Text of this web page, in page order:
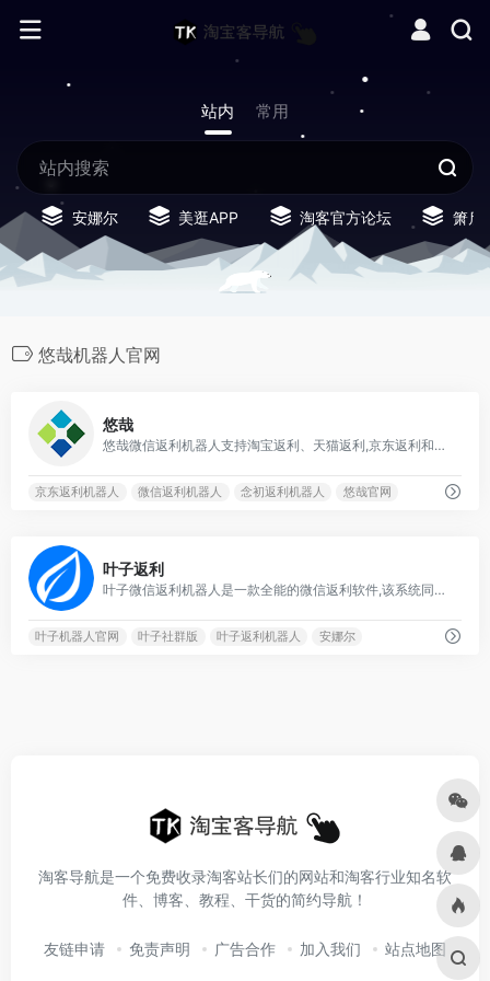
站内 常用
安娜尔 美逛APP 淘客官方论坛 箫启
悠哉机器人官网
悠哉
悠哉微信返利机器人支持淘宝返利、天猫返利,京东返利和拼多多返利;支持微信提现自动到账,新增淘礼金免单玩法;社群版返利机器人支持新人/首次下单，自动奖励红包，CMS导购功能，增加用户体验，使裂变效果翻倍。
京东返利机器人 微信返利机器人 念初返利机器人 悠哉官网
叶子返利
叶子微信返利机器人是一款全能的微信返利软件,该系统同时接入了集淘宝返利机器人、京东返利机器人、京东返利机器人于一体，叶子淘客中间页更有多种模板可选择。
叶子机器人官网 叶子社群版 叶子返利机器人 安娜尔
淘客导航是一个免费收录淘客站长们的网站和淘客行业知名软
件、博客、教程、干货的简约导航！
友链申请 免责声明 广告合作 加入我们 站点地图